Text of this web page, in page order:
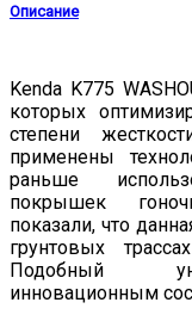
Описание
Kenda K775
которых
степени
применены
раньше
покрышек
показали, что
грунтовых
Подобный
инновационным